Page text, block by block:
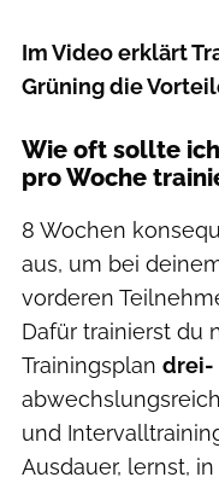
Im Video erklärt
Grüning die
Wie oft sollte
pro Woche
8 Wochen
aus, um bei
vorderen
Dafür trainierst du
Trainingsplan drei-
und
Ausdauer, lernst,